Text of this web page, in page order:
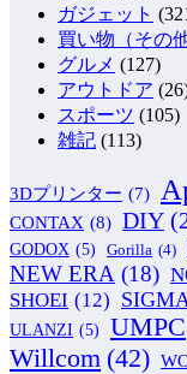
ガジェット
買い物（その他
グルメ (127)
アウトドア
スポーツ (105)
雑記 (113)
3Dプリンター (7)
CONTAX (8) DIY
GODOX (5) Gorilla (4)
NEW ERA (18)
SHOEI (12) SIGMA
ULANZI (5) UMPC
Willcom (42)